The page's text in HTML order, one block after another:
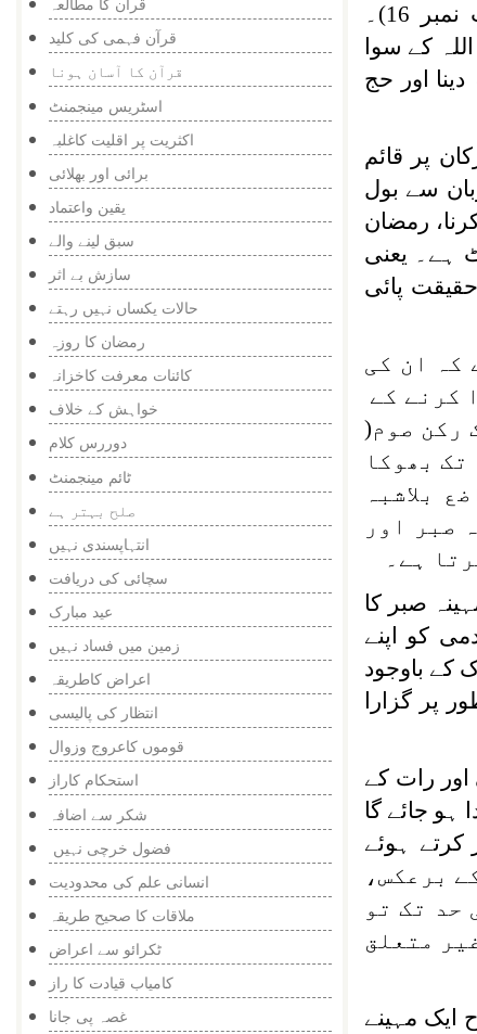
(صحیح البخاری، حدیث نمبر 8؛ صحیح مسلم، حدیث نمبر 16)۔
کے سوا
اور حج
پر قائم
سے بول
رمضان
ہے۔ یعنی
پائی
کہ ان کی
کرنے کے
رکن صوم(
بھوکا
بلاشبہ
صبر اور
ہے۔
رمضان کا مہینہ صبر کا
کو اپنے
کے باوجود
پر گزارا
رات کے
ہو جائے گا
کرتے ہوئے
برعکس،
حد تک تو
متعلق
مہینے
قرآن فہمی کی کلید
قرآن کا آسان ہونا
اسٹریس مینجمنٹ
اکثریت پر اقلیت کاغلبہ
برائی اور بھلائی
یقین واعتماد
سبق لینے والے
سازش بے اثر
حالات یکساں نہیں رہتے
رمضان کا روزہ
کائنات معرفت کاخزانہ
خواہش کے خلاف
دوررس کلام
ٹائم مینجمنٹ
صلح بہتر ہے
انتہاپسندی نہیں
سچائی کی دریافت
عید مبارک
زمین میں فساد نہیں
اعراض کاطریقہ
انتظار کی پالیسی
قوموں کاعروج وزوال
استحکام کاراز
شکر سے اضافہ
فضول خرچی نہیں
انسانی علم کی محدودیت
ملاقات کا صحیح طریقہ
ٹکرائو سے اعراض
کامیاب قیادت کا راز
غصہ پی جانا